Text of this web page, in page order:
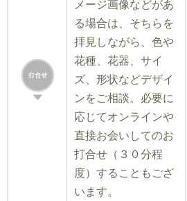
メージ画像などがあ
る場合は、そちらを
拝見しながら、色や
花種、花器、サイ
ズ、形状などデザイ
ンをご相談。必要に
応じてオンラインや
直接お会いしてのお
打合せ（３０分程
度）することもござ
います。